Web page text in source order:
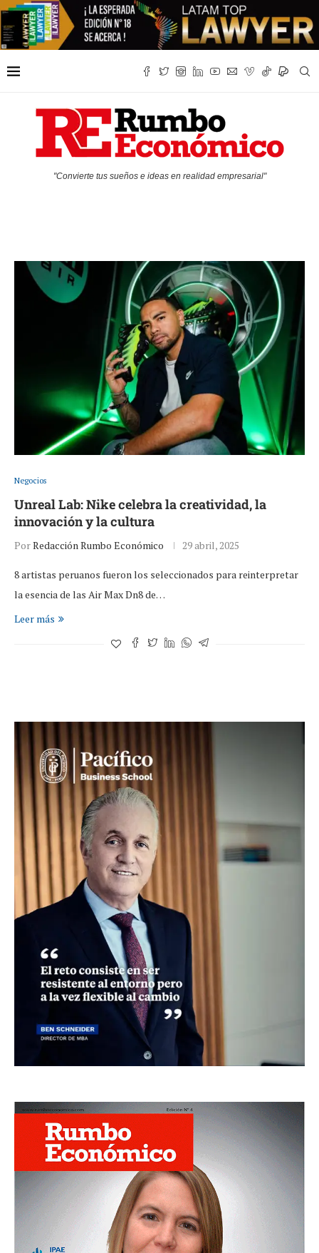
"Convierte tus sueños e ideas en realidad empresarial"
Negocios
Unreal Lab: Nike celebra la creatividad, la
innovación y la cultura
PorRedacción Rumbo Económico 29 abril, 2025
8 artistas peruanos fueron los seleccionados para reinterpretar
la esencia de las Air Max Dn8 de…
Leer más